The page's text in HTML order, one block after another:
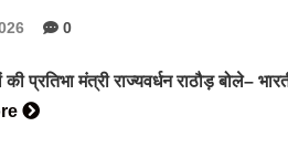
0
मंत्री राज्यवर्धन राठौड़ बोले–